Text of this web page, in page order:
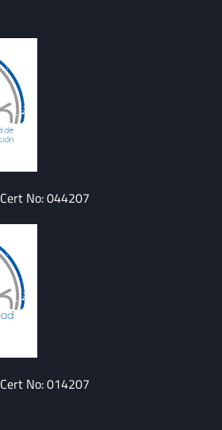
Cert No: 044207
Cert No: 014207